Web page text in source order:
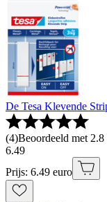
De Tesa Klevende
(4)Beoordeeld met
6.49
Prijs: 6.49 euro